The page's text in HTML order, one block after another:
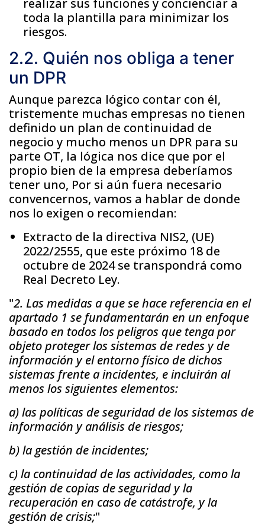
toda la plantilla para minimizar los
riesgos.
2.2. Quién nos obliga a tener
un DPR
Aunque parezca lógico contar con él,
tristemente muchas empresas no tienen
definido un plan de continuidad de
negocio y mucho menos un DPR para su
parte OT, la lógica nos dice que por el
propio bien de la empresa deberíamos
tener uno, Por si aún fuera necesario
convencernos, vamos a hablar de donde
nos lo exigen o recomiendan:
Extracto de la directiva NIS2, (UE)
2022/2555, que este próximo 18 de
octubre de 2024 se transpondrá como
Real Decreto Ley.
"2. Las medidas a que se hace referencia en el
apartado 1 se fundamentarán en un enfoque
basado en todos los peligros que tenga por
objeto proteger los sistemas de redes y de
información y el entorno físico de dichos
sistemas frente a incidentes, e incluirán al
menos los siguientes elementos:
a) las políticas de seguridad de los sistemas de
información y análisis de riesgos;
b) la gestión de incidentes;
c) la continuidad de las actividades, como la
gestión de copias de seguridad y la
recuperación en caso de catástrofe, y la
gestión de crisis;"